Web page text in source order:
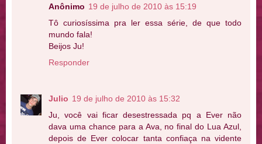
Anônimo 19 de julho de 2010 às 15:19
Tô curiosíssima pra ler essa série, de que todo
mundo fala!
Beijos Ju!
Responder
Julio 19 de julho de 2010 às 15:32
Ju, você vai ficar desestressada pq a Ever não
dava uma chance para a Ava, no final do Lua Azul,
depois de Ever colocar tanta confiaça na vidente